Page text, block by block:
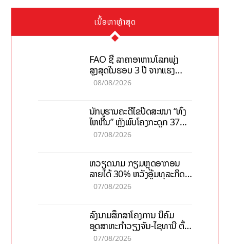
ເນື້ອຫາຫຼ້າສຸດ
FAO ຊີ້ ລາຄາອາຫານໂລກພຸ່ງ
ສູງສຸດໃນຮອບ 3 ປີ ຈາກແຮງ
ກົດດັນຂອງສົງຄາມ, El nino
08/08/2026
ນັກບູຮານຄະດີໄຂປິດສະໜາ “ທົ່ງ
ໄຫຫີນ” ຫຼັງພົບໂຄງກະດູກ 37
ຄົນໃນຫີນຍັກ
07/08/2026
ຫວຽດນາມ ກຽມຫຼຸດອາກອນ
ລາຍໄດ້ 30% ຫວັງອູ້ມທຸລະກິດ
ຂະໜາດນ້ອຍ ແລະ ຈຸນລະ
07/08/2026
ລົງນາມສຶກສາໂຄງການ ນິຄົມ
ອຸດສາຫະກຳວຽງຈັນ-ໄຊທານີ ຕັ້ງ
ເປົ້າດຶງທຶນ 150 ລ້ານໂດລາ, ສ້າງ
07/08/2026